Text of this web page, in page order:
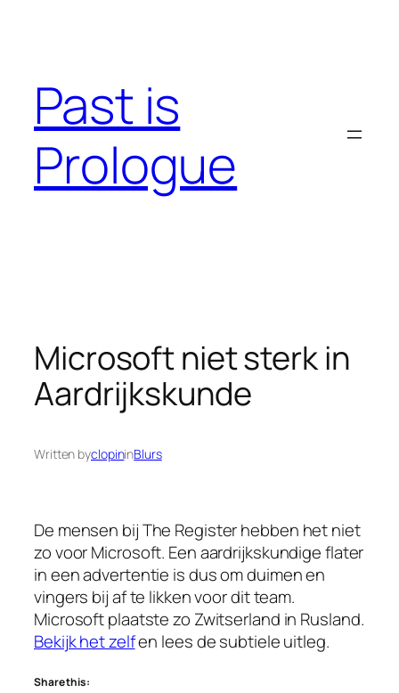
Past is
Prologue
Microsoft niet sterk in
Aardrijkskunde
Written byclopininBlurs
De mensen bij The Register hebben het niet
zo voor Microsoft. Een aardrijkskundige flater
in een advertentie is dus om duimen en
vingers bij af te likken voor dit team.
Microsoft plaatste zo Zwitserland in Rusland.
Bekijk het zelfen lees de subtiele uitleg.
Share this: